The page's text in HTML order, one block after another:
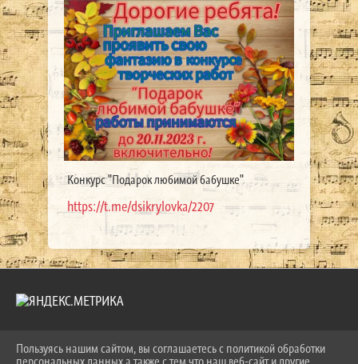
Конкурс "Подарок любимой бабушке"
https://t.me/dsikrylovka/2207
2026 Г. LKDSHI.RU
Пользуясь нашим сайтом, вы соглашаетесь с политикой обработки